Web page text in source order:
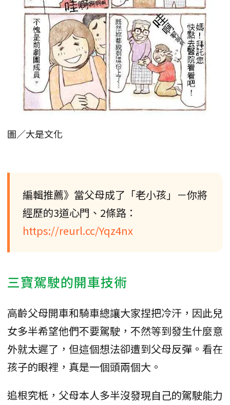
圖／大是文化
編輯推薦》當父母成了「老小孩」－你將
經歷的3道心門、2條路：
https://reurl.cc/Yqz4nx
三寶駕駛的開車技術
高齡父母開車和騎車總讓大家捏把冷汗，因此兒
女多半希望他們不要駕駛，不然等到發生什麼意
外就太遲了，但這個想法卻遭到父母反彈。看在
孩子的眼裡，真是一個頭兩個大。
追根究柢，父母本人多半沒發現自己的駕駛能力